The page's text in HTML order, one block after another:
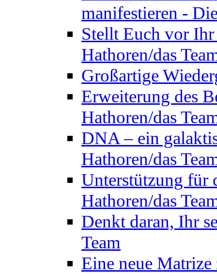
manifestieren -
Stellt Euch vor
Hathoren/das
Großartige
Erweiterung des
Hathoren/das
DNA – ein
Hathoren/das
Unterstützung für
Hathoren/das
Denkt daran, Ihr
Team
Eine neue Matrize